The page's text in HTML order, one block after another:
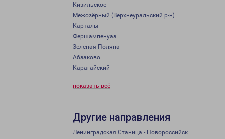
Кизильское
Межозёрный (Верхнеуральский р-н)
Карталы
Фершампенуаз
Зеленая Поляна
Абзаково
Карагайский
показать всё
Другие направления
Ленинградская Станица - Новороссийск